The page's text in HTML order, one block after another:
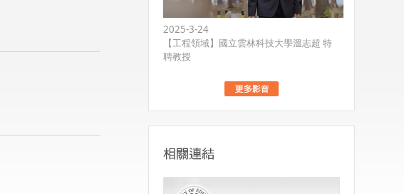
2025-3-24
【工程領域】國立雲林科技大學溫志超 特
聘教授